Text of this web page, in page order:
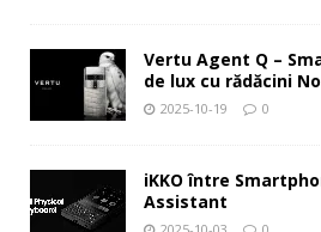
Vertu Agent Q –
de lux cu rădăcini
2025-10-19 0
iKKO între
Assistant